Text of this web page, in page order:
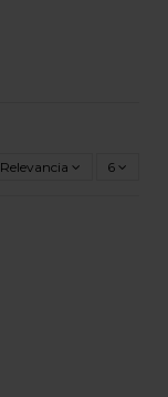
Relevancia 6